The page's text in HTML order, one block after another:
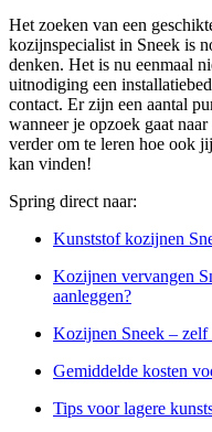
Het zoeken van een
kozijnspecialist in Sneek is
denken. Het is nu eenmaal
uitnodiging een
contact. Er zijn een aantal
wanneer je opzoek gaat
verder om te leren hoe ook
kan vinden!
Spring direct naar:
Kunststof kozijnen
Kozijnen vervangen
aanleggen?
Kozijnen Sneek – zelf
Gemiddelde kosten
Tips voor lagere